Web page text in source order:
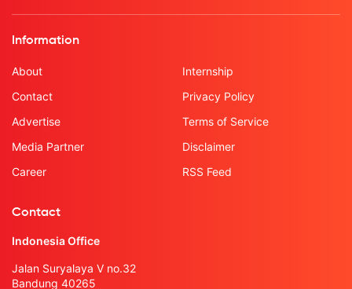
Information
About
Contact
Advertise
Media Partner
Career
Internship
Privacy Policy
Terms of Service
Disclaimer
RSS Feed
Contact
Indonesia Office
Jalan Suryalaya V no.32
Bandung 40265